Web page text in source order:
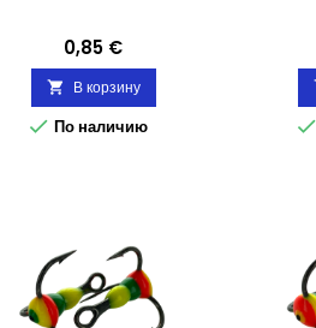
Цена
0,85 €
 В корзину
 По наличию 